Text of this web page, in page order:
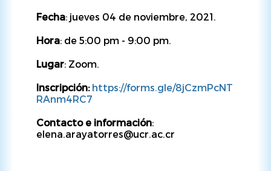
Fecha: jueves 04 de noviembre, 2021.
Hora: de 5:00 pm - 9:00 pm.
Lugar: Zoom.
Inscripción: https://forms.gle/8jCzmPcNT
RAnm4RC7
Contacto e información:
elena.arayatorres@ucr.ac.cr